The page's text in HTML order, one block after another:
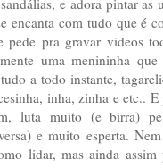
e adora pintar as
encanta com tudo que é
pra gravar videos
uma menininha
a todo instante,
inha, zinha e etc..
luta muito (e birra)
e muito esperta.
lidar, mas ainda